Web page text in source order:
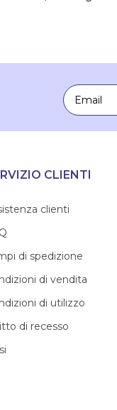
Email
CLIENTI
clienti
di spedizione
di vendita
di utilizzo
di recesso